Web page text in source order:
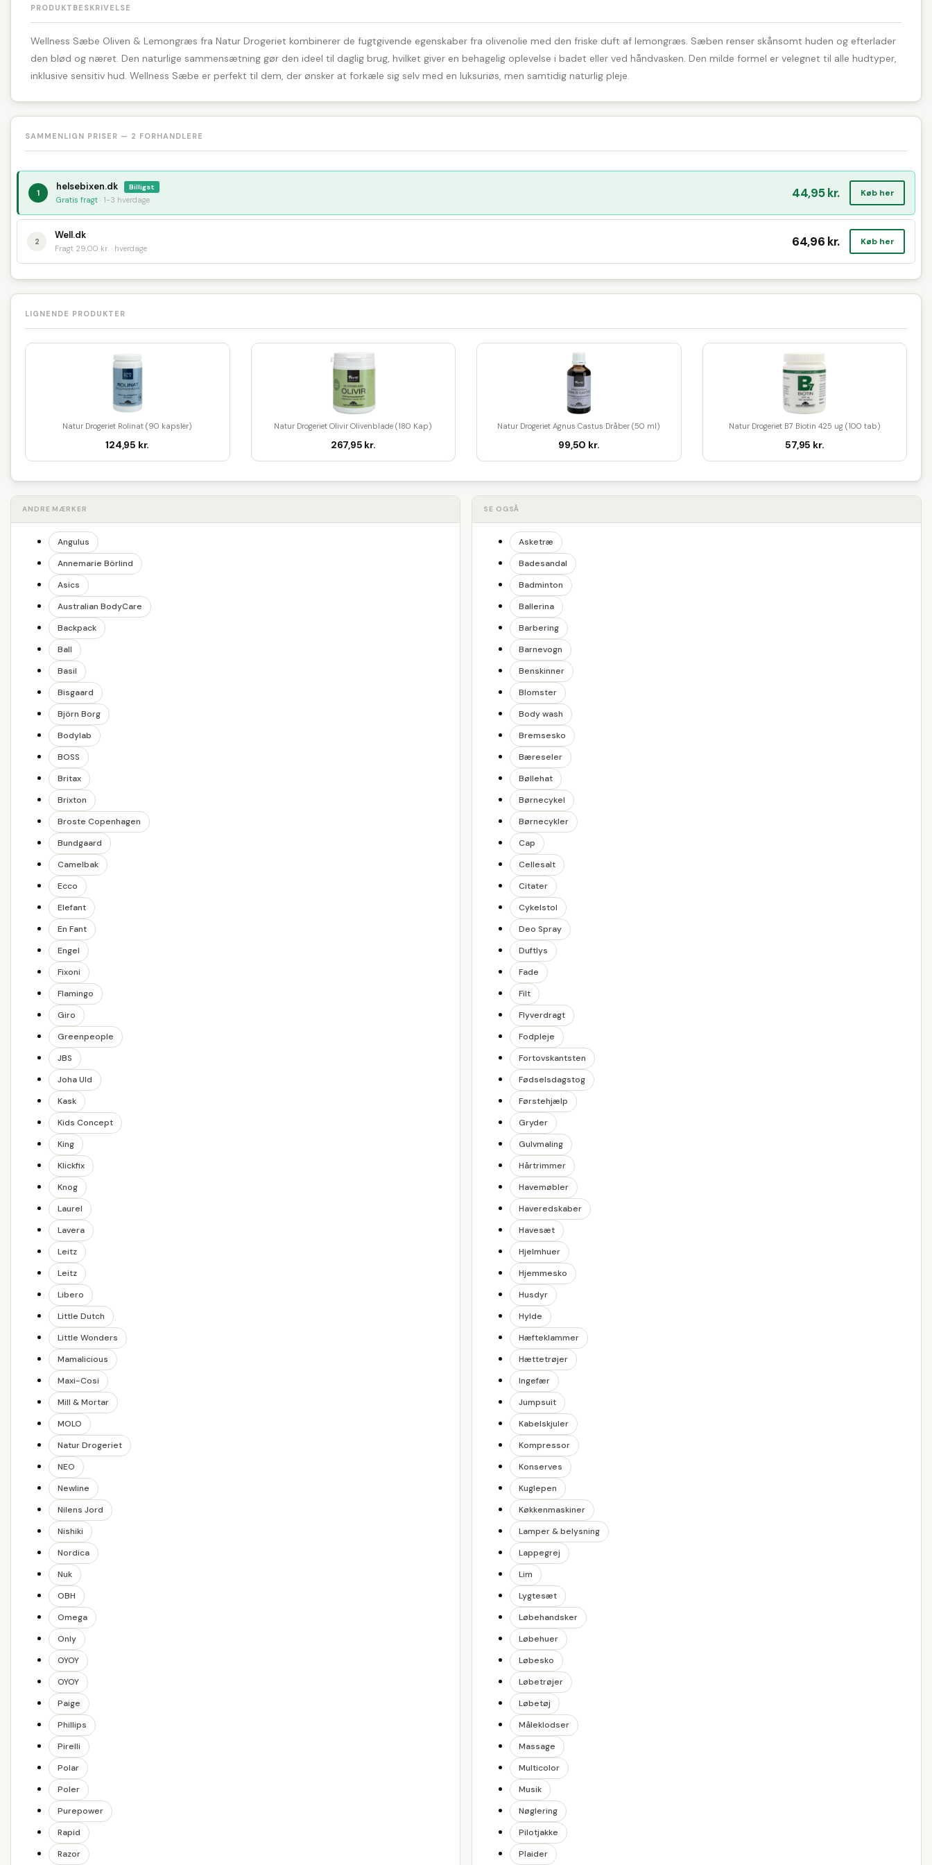
PRODUKTBESKRIVELSE
Wellness Sæbe Oliven & Lemongræs fra Natur Drogeriet kombinerer de fugtgivende egenskaber fra olivenolie med den friske duft af lemongræs. Sæben renser skånsomt huden og efterlader
den blød og næret. Den naturlige sammensætning gør den ideel til daglig brug, hvilket giver en behagelig oplevelse i badet eller ved håndvasken. Den milde formel er velegnet til alle hudtyper,
inklusive sensitiv hud. Wellness Sæbe er perfekt til dem, der ønsker at forkæle sig selv med en luksuriøs, men samtidig naturlig pleje.
SAMMENLIGN PRISER — 2 FORHANDLERE
1
helsebixen.dk Billigst
Gratis fragt · 1-3 hverdage 44,95 kr. Køb her
2
Well.dk
Fragt 29,00 kr. · hverdage 64,96 kr. Køb her
LIGNENDE PRODUKTER
Natur Drogeriet Rolinat (90 kapsler)
124,95 kr.
Natur Drogeriet Olivir Olivenblade (180 Kap)
267,95 kr.
Natur Drogeriet Agnus Castus Dråber (50 ml)
99,50 kr.
Natur Drogeriet B7 Biotin 425 ug (100 tab)
57,95 kr.
ANDRE MÆRKER
Angulus
Annemarie Börlind
Asics
Australian BodyCare
Backpack
Ball
Basil
Bisgaard
Björn Borg
Bodylab
BOSS
Britax
Brixton
Broste Copenhagen
Bundgaard
Camelbak
Ecco
Elefant
En Fant
Engel
Fixoni
Flamingo
Giro
Greenpeople
JBS
Joha Uld
Kask
Kids Concept
King
Klickfix
Knog
Laurel
Lavera
Leitz
Leitz
Libero
Little Dutch
Little Wonders
Mamalicious
Maxi-Cosi
Mill & Mortar
MOLO
Natur Drogeriet
NEO
Newline
Nilens Jord
Nishiki
Nordica
Nuk
OBH
Omega
Only
OYOY
OYOY
Paige
Phillips
Pirelli
Polar
Poler
Purepower
Rapid
Razor
SE OGSÅ
Asketræ
Badesandal
Badminton
Ballerina
Barbering
Barnevogn
Benskinner
Blomster
Body wash
Bremsesko
Bæreseler
Bøllehat
Børnecykel
Børnecykler
Cap
Cellesalt
Citater
Cykelstol
Deo Spray
Duftlys
Fade
Filt
Flyverdragt
Fodpleje
Fortovskantsten
Fødselsdagstog
Førstehjælp
Gryder
Gulvmaling
Hårtrimmer
Havemøbler
Haveredskaber
Havesæt
Hjelmhuer
Hjemmesko
Husdyr
Hylde
Hæfteklammer
Hættetrøjer
Ingefær
Jumpsuit
Kabelskjuler
Kompressor
Konserves
Kuglepen
Køkkenmaskiner
Lamper & belysning
Lappegrej
Lim
Lygtesæt
Løbehandsker
Løbehuer
Løbesko
Løbetrøjer
Løbetøj
Måleklodser
Massage
Multicolor
Musik
Nøglering
Pilotjakke
Plaider